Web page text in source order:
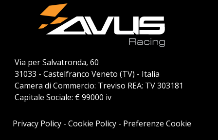
Via per Salvatronda, 60
31033 - Castelfranco Veneto (TV) - Italia
Camera di Commercio: Treviso REA: TV 303181
Capitale Sociale: € 99000 iv
Privacy Policy- Cookie Policy- Preferenze Cookie